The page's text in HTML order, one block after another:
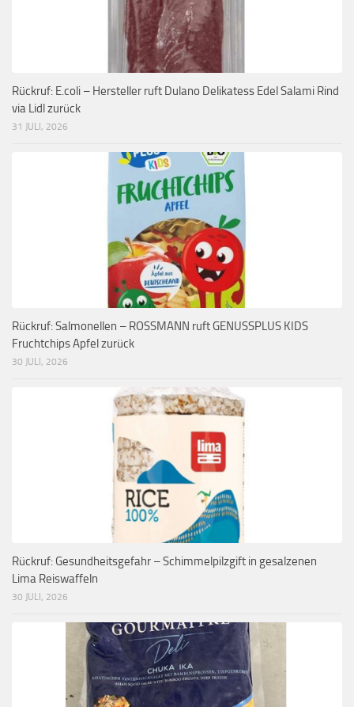
Rückruf: E.coli – Hersteller ruft Dulano Delikatess Edel Salami Rind
via Lidl zurück
31 JULI, 2026
Rückruf: Salmonellen – ROSSMANN ruft GENUSSPLUS KIDS
Fruchtchips Apfel zurück
30 JULI, 2026
Rückruf: Gesundheitsgefahr – Schimmelpilzgift in gesalzenen
Lima Reiswaffeln
30 JULI, 2026